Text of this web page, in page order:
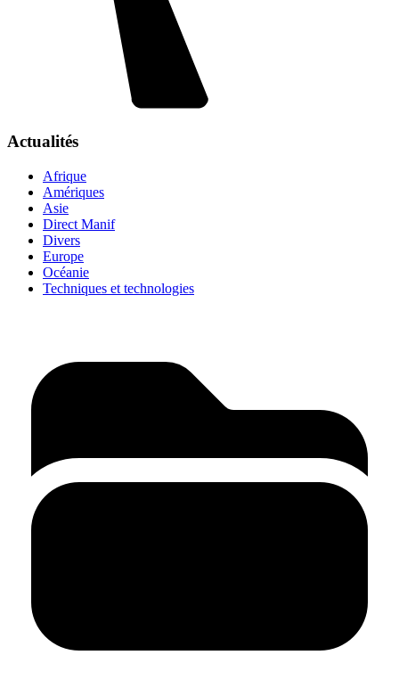
Actualités
Afrique
Amériques
Asie
Direct Manif
Divers
Europe
Océanie
Techniques et technologies